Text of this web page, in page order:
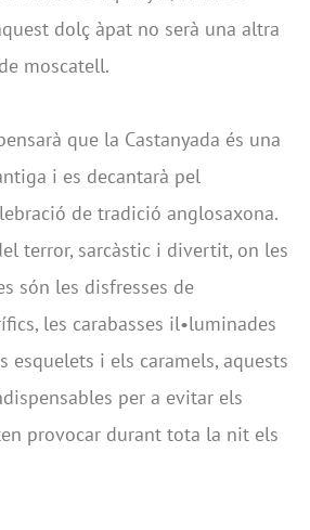
dolç àpat no serà una altra
moscatell.
que la Castanyada és una
i es decantarà pel
de tradició anglosaxona.
terror, sarcàstic i divertit, on les
són les disfresses de
les carabasses il•luminades
esquelets i els caramels, aquests
per a evitar els
provocar durant tota la nit els